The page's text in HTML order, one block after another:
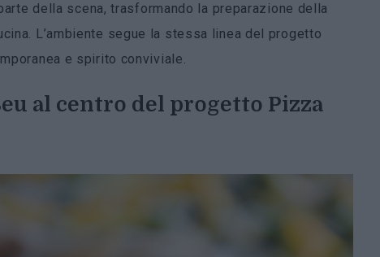
della scena, trasformando la preparazione della
L’ambiente segue la stessa linea del progetto
e spirito conviviale.
al centro del progetto Pizza